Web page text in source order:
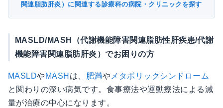
関連脂肪肝炎）に関連する診療科の病院・クリニックを探す
MASLD/MASH（代謝機能障害関連脂肪性肝疾患/代謝
機能障害関連脂肪肝炎）でお困りの方
MASLDやMASH は、 肥満やメタボリックシンドローム
と関わりの深い病気です。食事療法や運動療法による減
量が治療の中心になります。